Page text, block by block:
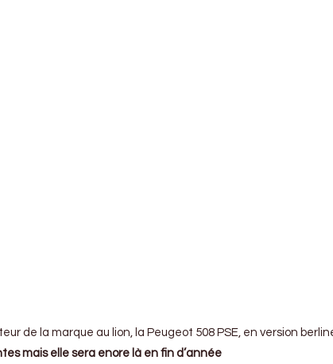
de la marque au lion, la Peugeot 508 PSE, en version
mais elle sera enore là en fin d’année